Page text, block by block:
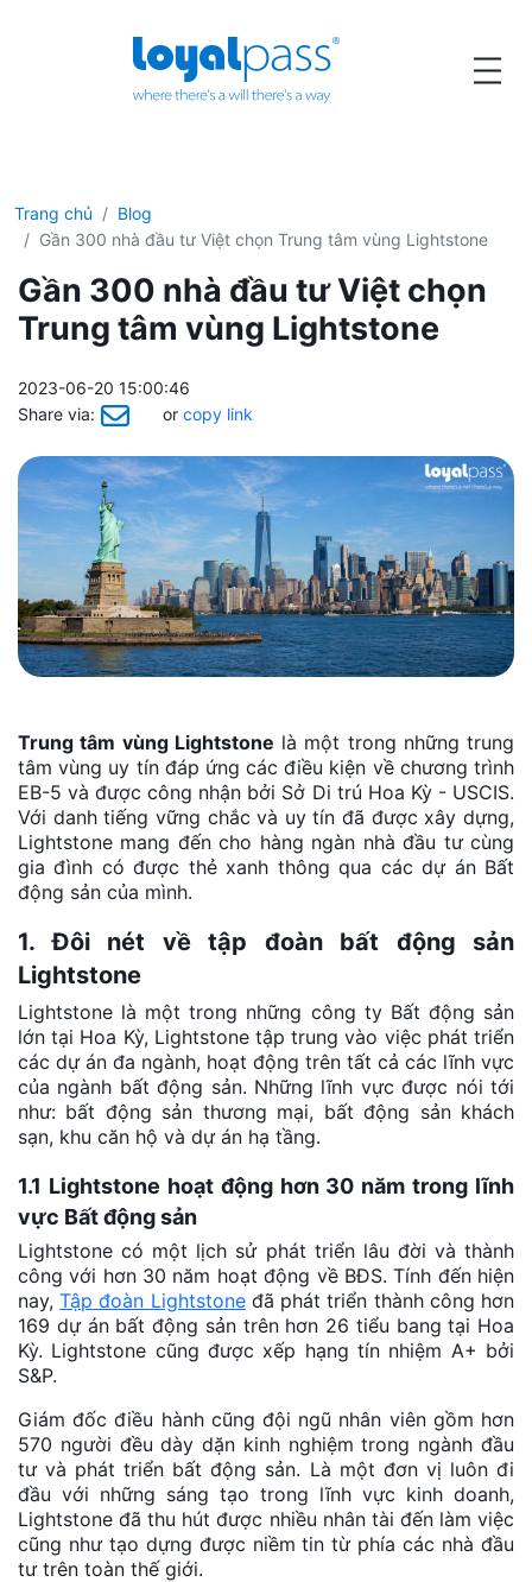
Trang chủ
Blog
Gần 300 nhà đầu tư Việt chọn Trung tâm vùng Lightstone
Gần 300 nhà đầu tư Việt chọn
Trung tâm vùng Lightstone
2023-06-20 15:00:46
Share via:
or copy link
Trung tâm vùng Lightstone là một trong những trung
tâm vùng uy tín đáp ứng các điều kiện về chương trình
EB-5 và được công nhận bởi Sở Di trú Hoa Kỳ - USCIS.
Với danh tiếng vững chắc và uy tín đã được xây dựng,
Lightstone mang đến cho hàng ngàn nhà đầu tư cùng
gia đình có được thẻ xanh thông qua các dự án Bất
động sản của mình.
1. Đôi nét về tập đoàn bất động sản
Lightstone
Lightstone là một trong những công ty Bất động sản
lớn tại Hoa Kỳ, Lightstone tập trung vào việc phát triển
các dự án đa ngành, hoạt động trên tất cả các lĩnh vực
của ngành bất động sản. Những lĩnh vực được nói tới
như: bất động sản thương mại, bất động sản khách
sạn, khu căn hộ và dự án hạ tầng.
1.1 Lightstone hoạt động hơn 30 năm trong lĩnh
vực Bất động sản
Lightstone có một lịch sử phát triển lâu đời và thành
công với hơn 30 năm hoạt động về BĐS. Tính đến hiện
nay,Tập đoàn Lightstoneđã phát triển thành công hơn
169 dự án bất động sản trên hơn 26 tiểu bang tại Hoa
Kỳ. Lightstone cũng được xếp hạng tín nhiệm A+ bởi
S&P.
Giám đốc điều hành cũng đội ngũ nhân viên gồm hơn
570 người đều dày dặn kinh nghiệm trong ngành đầu
tư và phát triển bất động sản. Là một đơn vị luôn đi
đầu với những sáng tạo trong lĩnh vực kinh doanh,
Lightstone đã thu hút được nhiều nhân tài đến làm việc
cũng như tạo dựng được niềm tin từ phía các nhà đầu
tư trên toàn thế giới.